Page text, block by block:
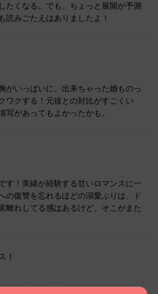
たくなる。でも、ちょっと展開が予測
読みごたえはありましたよ！
がいっぱいに。出来ちゃった婚ものっ
ワクする！元彼との対比がすごくい
写があってもよかったかも。
す！美緒が経験する甘いロマンスに一
の復讐を忘れるほどの溺愛ぶりは、ド
離れしてる感はあるけど、そこがまた
！
た！美緒の心情がリアルに伝わってき